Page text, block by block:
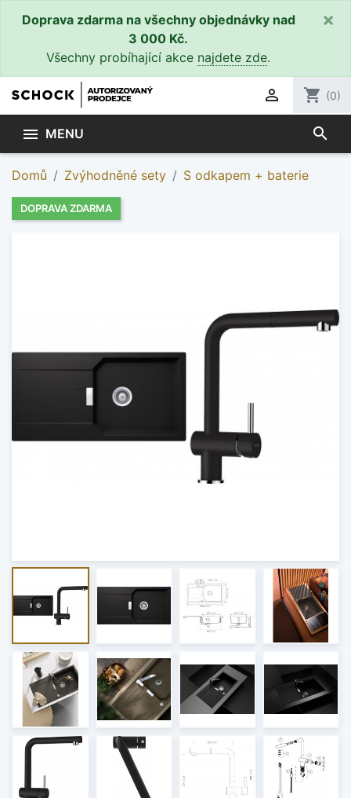
Doprava zdarma na všechny objednávky nad
3 000 Kč.
Všechny probíhající akce najdete zde.
×
 shopping_cart (0)
 MENU search
Domů Zvýhodněné sety S odkapem + baterie
DOPRAVA ZDARMA